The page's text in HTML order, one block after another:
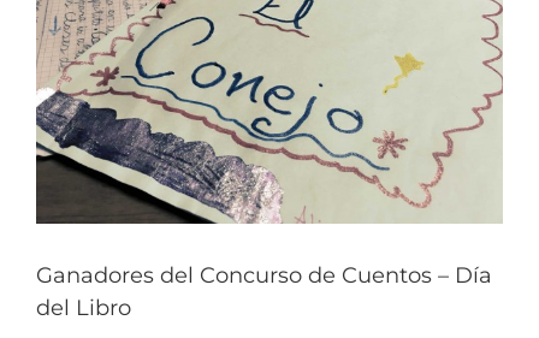
Ganadores del Concurso de Cuentos – Día
del Libro